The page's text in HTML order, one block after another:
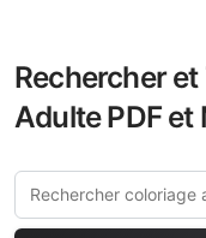
Rechercher
Adulte PDF et